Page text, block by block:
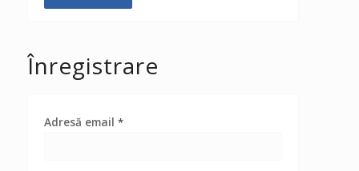
Înregistrare
Adresă email *